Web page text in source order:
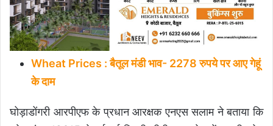
Wheat Prices : बैतूल मंडी भाव- 2278 रुपये पर आए गेहूं
के दाम
घोड़ाडोंगरी आरपीएफ के प्रधान आरक्षक एनएस सलाम ने बताया कि